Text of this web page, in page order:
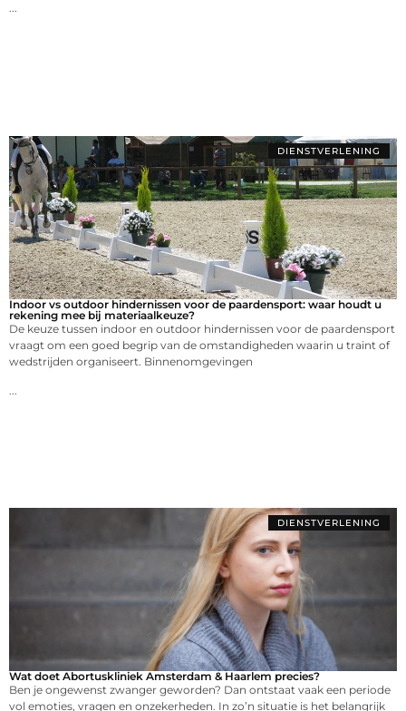
...
DIENSTVERLENING
Indoor vs outdoor hindernissen voor de paardensport: waar houdt u
rekening mee bij materiaalkeuze?
De keuze tussen indoor en outdoor hindernissen voor de paardensport
vraagt om een goed begrip van de omstandigheden waarin u traint of
wedstrijden organiseert. Binnenomgevingen
...
DIENSTVERLENING
Wat doet Abortuskliniek Amsterdam & Haarlem precies?
Ben je ongewenst zwanger geworden? Dan ontstaat vaak een periode
vol emoties, vragen en onzekerheden. In zo’n situatie is het belangrijk